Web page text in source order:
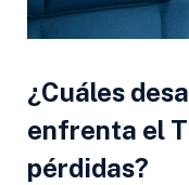
¿Cuáles
enfrenta el
pérdidas?